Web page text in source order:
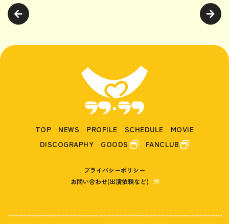
TOP NEWS PROFILE SCHEDULE
MOVIE
DISCOGRAPHY
GOODS FANCLUB
プライバシーポリシー
お問い合わせ(出演依頼など)